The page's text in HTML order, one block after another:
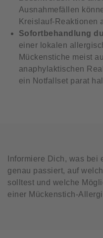
Ausnahmefällen
Kreislauf-Reaktionen
Sofortbehandlung
einer lokalen
Mückenstiche meist
anaphylaktischen
ein Notfallset parat
Informiere Dich, was
genau passiert, auf
solltest und welche
einer Mückenstich-